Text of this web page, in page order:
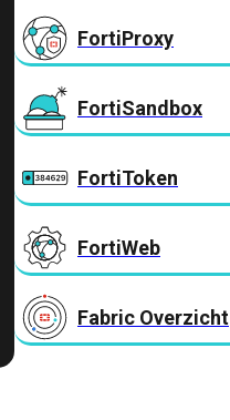
FortiProxy
FortiSandbox
FortiToken
FortiWeb
Fabric Overzicht